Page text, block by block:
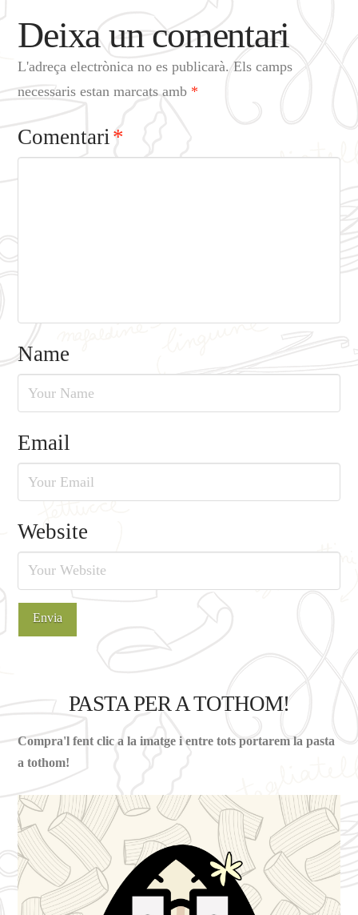
Deixa un comentari
L'adreça electrònica no es publicarà. Els camps
necessaris estan marcats amb *
Comentari*
Name
Email
Website
PASTA PER A TOTHOM!
Compra'l fent clic a la imatge i entre tots portarem la pasta
a tothom!